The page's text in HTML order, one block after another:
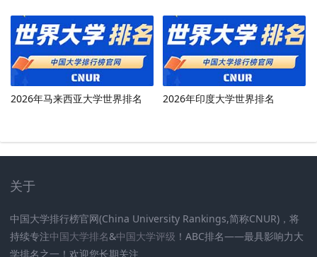
2026年马来西亚大学世界排名 2026年印度大学世界排名
关于
中国大学排行榜官网(China University Rankings,简称CNUR)，将
持续专注中国大学排名&中国大学评级 ！ABC排名——最具影响力大
学排名之一！欢迎您长期关注